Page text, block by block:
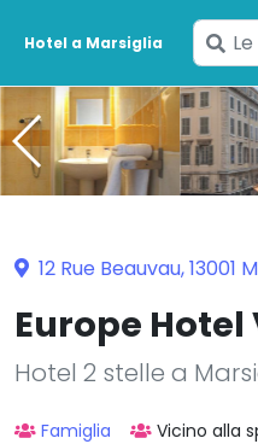
Hotel a Marsiglia
le
tue
12 Rue Beauvau, 13001
Europe Hotel
Hotel 2 stelle a
Famiglia Vicino alla